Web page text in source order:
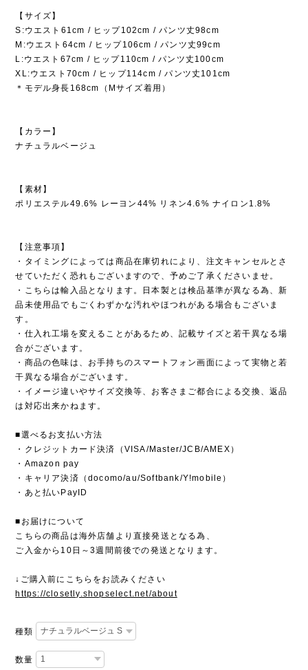
【サイズ】
S:ウエスト61cm / ヒップ102cm / パンツ丈98cm
M:ウエスト64cm / ヒップ106cm / パンツ丈99cm
L:ウエスト67cm / ヒップ110cm / パンツ丈100cm
XL:ウエスト70cm / ヒップ114cm / パンツ丈101cm
＊モデル身長168cm（Mサイズ着用）
【カラー】
ナチュラルベージュ
【素材】
ポリエステル49.6% レーヨン44% リネン4.6% ナイロン1.8%
【注意事項】
・タイミングによっては商品在庫切れにより、注文キャンセルとさ
せていただく恐れもございますので、予めご了承くださいませ。
・こちらは輸入品となります。日本製とは検品基準が異なる為、新
品未使用品でもごくわずかな汚れやほつれがある場合もございま
す。
・仕入れ工場を変えることがあるため、記載サイズと若干異なる場
合がございます。
・商品の色味は、お手持ちのスマートフォン画面によって実物と若
干異なる場合がございます。
・イメージ違いやサイズ交換等、お客さまご都合による交換、返品
は対応出来かねます。
■選べるお支払い方法
・クレジットカード決済（VISA/Master/JCB/AMEX）
・Amazon pay
・キャリア決済（docomo/au/Softbank/Y!mobile）
・あと払いPayID
■お届けについて
こちらの商品は海外店舗より直接発送となる為、
ご入金から10日～3週間前後での発送となります。
↓ご購入前にこちらをお読みください
https://closetly.shopselect.net/about
種類
数量